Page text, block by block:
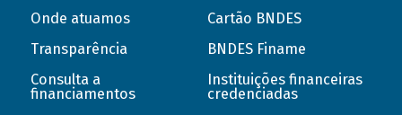
Onde atuamos
Transparência
Consulta a
financiamentos
Cartão BNDES
BNDES Finame
Instituições financeiras
credenciadas